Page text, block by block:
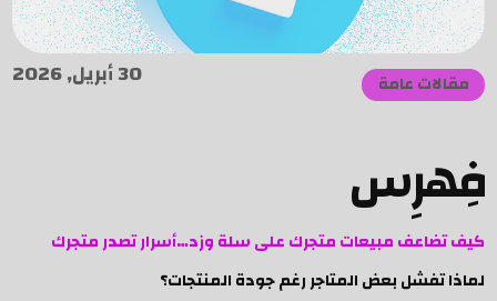
مقالات عامة 30 أبريل, 2026
فِهرِس
كيف تضاعف مبيعات متجرك على سلة وزد…أسرار تصدر متجرك
لماذا تفشل بعض المتاجر رغم جودة المنتجات؟